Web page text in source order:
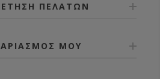
ΠΕΛΑΤΩΝ
ΜΟΥ